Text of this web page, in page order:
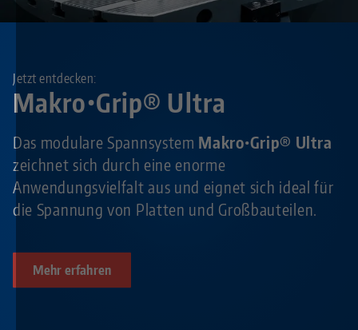
Makro•Grip® Ultra
Jetzt entdecken:
Das modulare Spannsystem Makro•Grip® Ultra
zeichnet sich durch eine enorme
Anwendungsvielfalt aus und eignet sich ideal für
die Spannung von Platten und Großbauteilen.
Mehr erfahren